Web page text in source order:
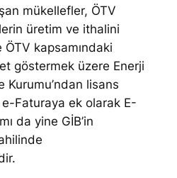
mükellefler, ÖTV
üretim ve ithalini
kapsamındaki
göstermek üzere Enerji
Kurumu’ndan lisans
Faturaya ek olarak E-
da yine GİB’in